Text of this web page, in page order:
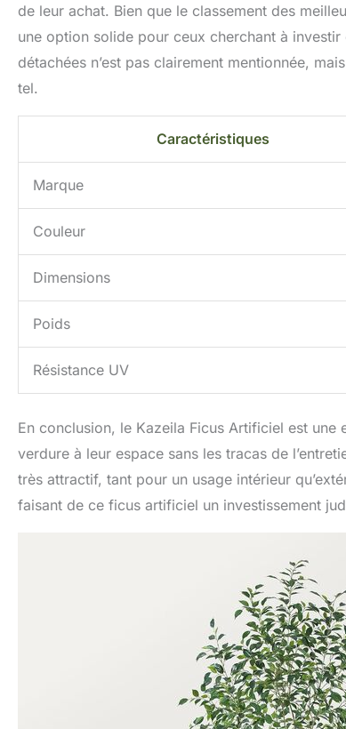
de leur achat. Bien que le classement des
une option solide pour ceux cherchant à
détachées n’est pas clairement mentionnée,
tel.
Caractéristiques
Marque
Couleur
Dimensions
Poids
Résistance UV
En conclusion, le Kazeila Ficus Artificiel est
verdure à leur espace sans les tracas de
très attractif, tant pour un usage intérieur
faisant de ce ficus artificiel un investissement